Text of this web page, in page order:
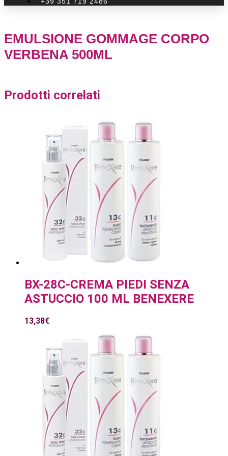
EMULSIONE GOMMAGE CORPO
VERBENA 500ML
Prodotti correlati
BX-28C-CREMA PIEDI SENZA
ASTUCCIO 100 ML BENEXERE
13,38€